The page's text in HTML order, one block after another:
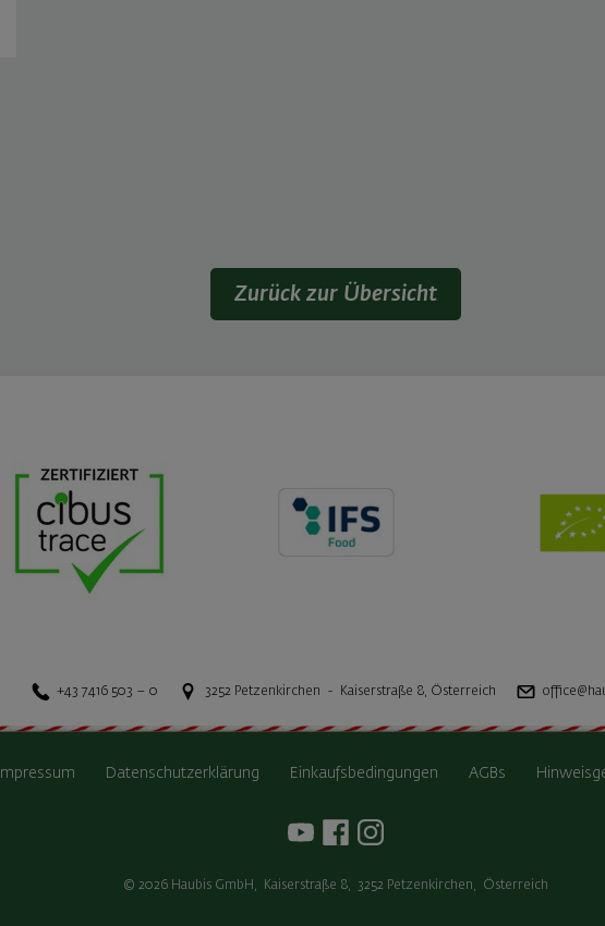
Zurück zur Übersicht
+43 7416 503 – 0 3252 Petzenkirchen - Kaiserstraße 8, Österreich
Impressum Datenschutzerklärung Einkaufsbedingungen AGBs
© 2026 Haubis GmbH , Kaiserstraße 8, 3252 Petzenkirchen, Österreich